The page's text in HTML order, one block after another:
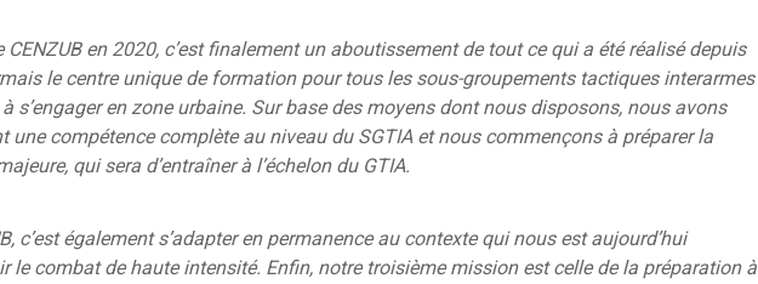
CENZUB en 2020, c’est finalement un aboutissement de tout ce qui a été réalisé depuis
le centre unique de formation pour tous les sous-groupements tactiques interarmes
s’engager en zone urbaine. Sur base des moyens dont nous disposons, nous avons
une compétence complète au niveau du SGTIA et nous commençons à préparer la
qui sera d’entraîner à l’échelon du GTIA.
c’est également s’adapter en permanence au contexte qui nous est aujourd’hui
le combat de haute intensité. Enfin, notre troisième mission est celle de la préparation à